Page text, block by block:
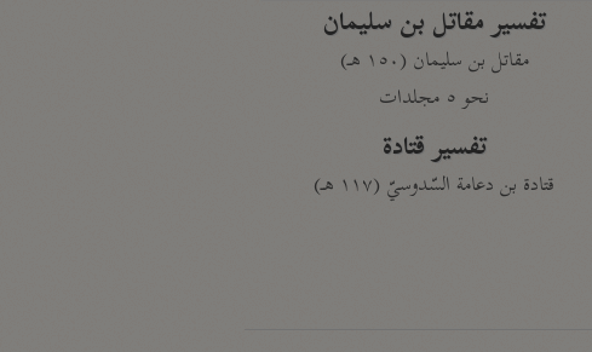
تفسير مقاتل بن سليمان
مقاتل بن سليمان (١٥٠ هـ)
نحو ٥ مجلدات
تفسير قتادة
قتادة بن دعامة السّدوسيّ (١١٧ هـ)